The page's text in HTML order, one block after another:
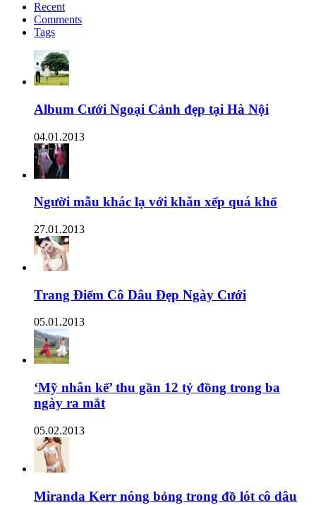
Recent
Comments
Tags
Album Cưới Ngoại Cảnh đẹp tại Hà Nội
04.01.2013
Người mẫu khác lạ với khăn xếp quá khổ
27.01.2013
Trang Điểm Cô Dâu Đẹp Ngày Cưới
05.01.2013
‘Mỹ nhân kế’ thu gần 12 tỷ đồng trong ba
ngày ra mắt
05.02.2013
Miranda Kerr nóng bỏng trong đồ lót cô dâu